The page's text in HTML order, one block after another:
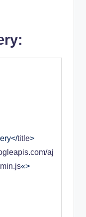
</title>
aj
«>